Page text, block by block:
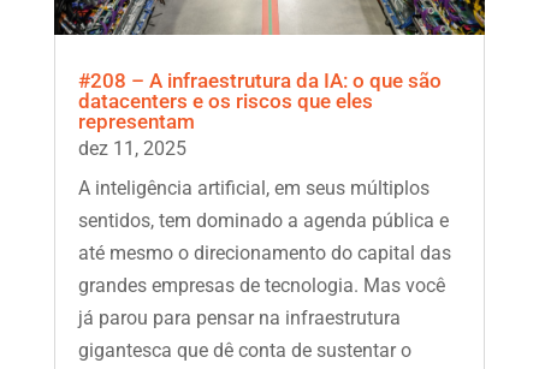
#208 – A infraestrutura da IA: o que são
datacenters e os riscos que eles
representam
dez 11, 2025
A inteligência artificial, em seus múltiplos
sentidos, tem dominado a agenda pública e
até mesmo o direcionamento do capital das
grandes empresas de tecnologia. Mas você
já parou para pensar na infraestrutura
gigantesca que dê conta de sustentar o